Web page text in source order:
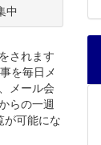
中
されます
を毎日メ
メール会
らの一週
が可能にな